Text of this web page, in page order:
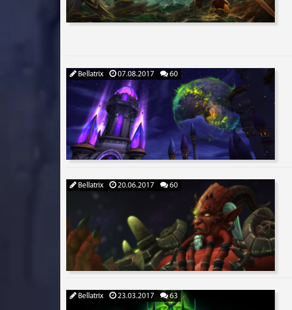
Bellatrix 07.08.2017 60
Bellatrix 20.06.2017 60
Bellatrix 23.03.2017 63